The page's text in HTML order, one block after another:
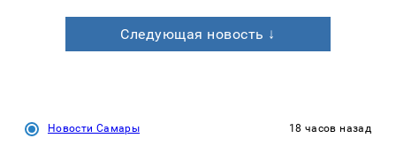
Следующая новость ↓
Новости Самары 18 часов назад